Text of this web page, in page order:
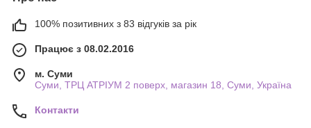
100% позитивних з 83 відгуків за рік
Працює з 08.02.2016
м. Суми
Суми, ТРЦ АТРІУМ 2 поверх, магазин 18, Суми, Україна
Контакти